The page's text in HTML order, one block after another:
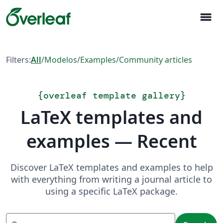
menu
Filters:All/Modelos/Examples/Community articles
{overleaf template gallery}
LaTeX templates and
examples — Recent
Discover LaTeX templates and examples to help
with everything from writing a journal article to
using a specific LaTeX package.